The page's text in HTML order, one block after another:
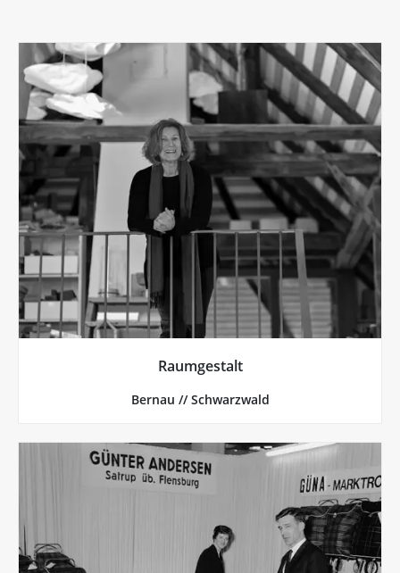
Raumgestalt
Bernau // Schwarzwald
Raumgestalt, Bernau // Schwarzwald
Jutta Rothe hat Raumgestalt in einem liebevoll
restaurierten Schwarzwaldhaus gegründet. Ihre
Produkte greifen diese besondere Atmosphäre auf. So
entsteht eine Umgebung, die den Menschen zu
innerer Kraft anregt. Und das oft mit verblüffender
Einfachheit.
mehr von Raumgestalt